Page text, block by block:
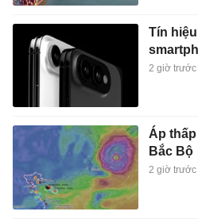
Tín
2 giờ trước
Áp
Bắc Bộ
2 giờ trước